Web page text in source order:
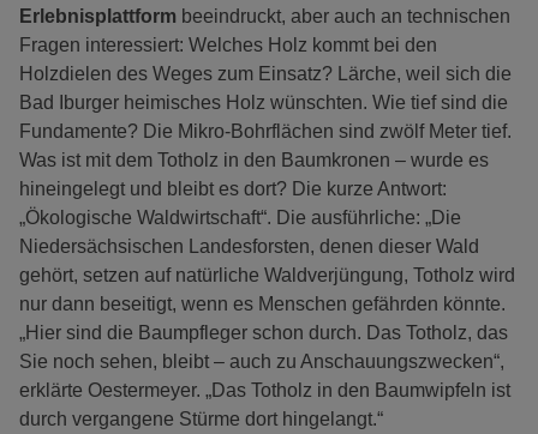
Erlebnisplattform beeindruckt, aber auch an technischen
Fragen interessiert: Welches Holz kommt bei den
Holzdielen des Weges zum Einsatz? Lärche, weil sich die
Bad Iburger heimisches Holz wünschten. Wie tief sind die
Fundamente? Die Mikro-Bohrflächen sind zwölf Meter tief.
Was ist mit dem Totholz in den Baumkronen – wurde es
hineingelegt und bleibt es dort? Die kurze Antwort:
„Ökologische Waldwirtschaft“. Die ausführliche: „Die
Niedersächsischen Landesforsten, denen dieser Wald
gehört, setzen auf natürliche Waldverjüngung, Totholz wird
nur dann beseitigt, wenn es Menschen gefährden könnte.
„Hier sind die Baumpfleger schon durch. Das Totholz, das
Sie noch sehen, bleibt – auch zu Anschauungszwecken“,
erklärte Oestermeyer. „Das Totholz in den Baumwipfeln ist
durch vergangene Stürme dort hingelangt.“